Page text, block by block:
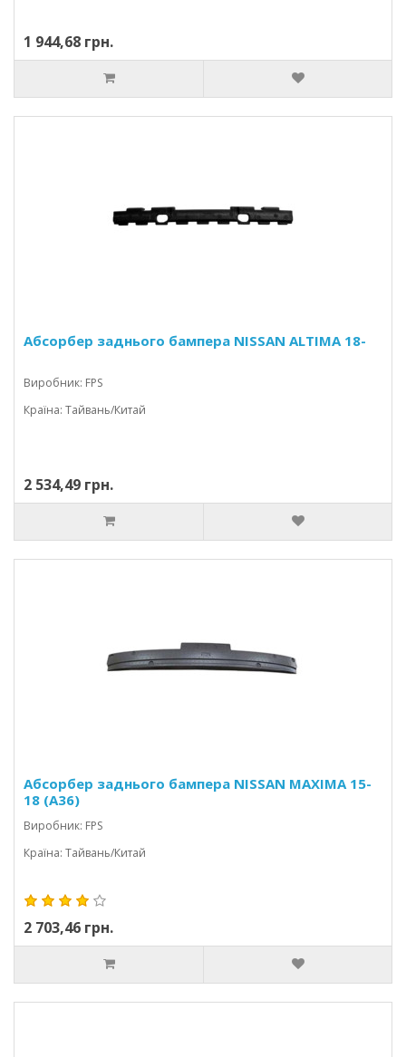
1 944,68 грн.
Абсорбер заднього бампера NISSAN ALTIMA 18-
Виробник: FPS
Країна: Тайвань/Китай
2 534,49 грн.
Абсорбер заднього бампера NISSAN MAXIMA 15-
18 (A36)
Виробник: FPS
Країна: Тайвань/Китай
2 703,46 грн.